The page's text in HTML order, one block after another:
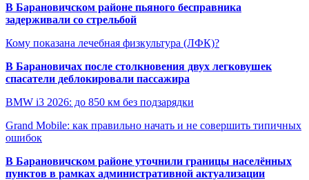
В Барановичском районе пьяного бесправника
задерживали со стрельбой
Кому показана лечебная физкультура (ЛФК)?
В Барановичах после столкновения двух легковушек
спасатели деблокировали пассажира
BMW i3 2026: до 850 км без подзарядки
Grand Mobile: как правильно начать и не совершить типичных
ошибок
В Барановичском районе уточнили границы населённых
пунктов в рамках административной актуализации